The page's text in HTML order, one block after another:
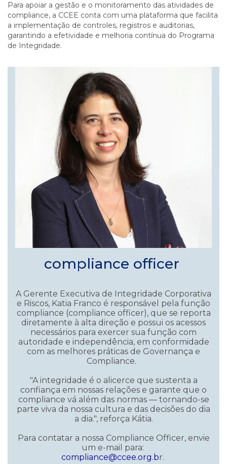
Para apoiar a gestão e o monitoramento das atividades de
compliance, a CCEE conta com uma plataforma que facilita
a implementação de controles, registros e auditorias,
garantindo a efetividade e melhoria contínua do Programa
de Integridade.
compliance officer
A Gerente Executiva de Integridade Corporativa
e Riscos, Katia Franco é responsável pela função
compliance (compliance officer), que se reporta
diretamente à alta direção e possui os acessos
necessários para exercer sua função com
autoridade e independência, em conformidade
com as melhores práticas de Governança e
Compliance.
"A integridade é o alicerce que sustenta a
confiança em nossas relações e garante que o
compliance vá além das normas — tornando-se
parte viva da nossa cultura e das decisões do dia
a dia.", reforça Kátia.
Para contatar a nossa Compliance Officer, envie
um e-mail para:
compliance@ccee.org.br.